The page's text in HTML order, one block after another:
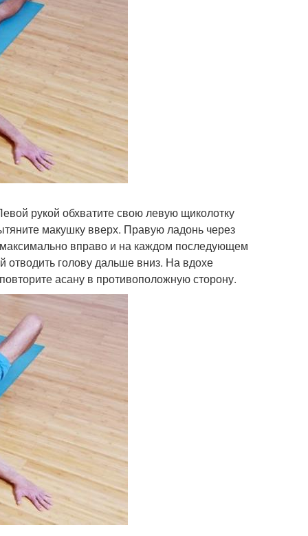
рукой обхватите свою левую щиколотку
макушку вверх. Правую ладонь через
вправо и на каждом последующем
отводить голову дальше вниз. На вдохе
асану в противоположную сторону.